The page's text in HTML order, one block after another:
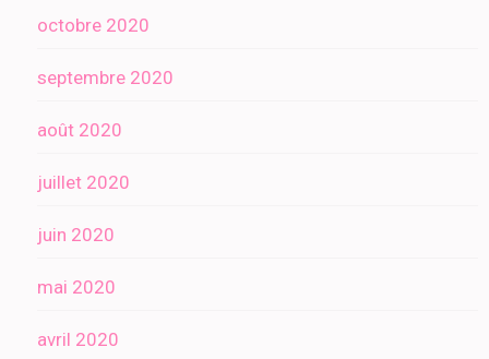
octobre 2020
septembre 2020
août 2020
juillet 2020
juin 2020
mai 2020
avril 2020